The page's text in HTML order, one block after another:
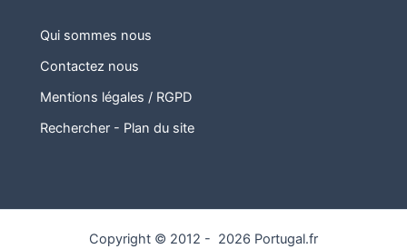
Qui sommes nous
Contactez nous
Mentions légales / RGPD
Rechercher- Plan du site
Copyright © 2012 - 2026 Portugal.fr